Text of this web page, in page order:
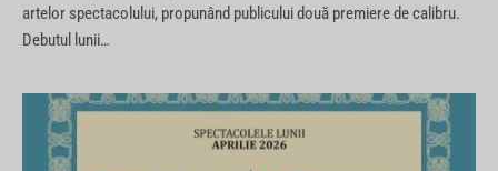
artelor spectacolului, propunând publicului două premiere de calibru.
Debutul lunii…